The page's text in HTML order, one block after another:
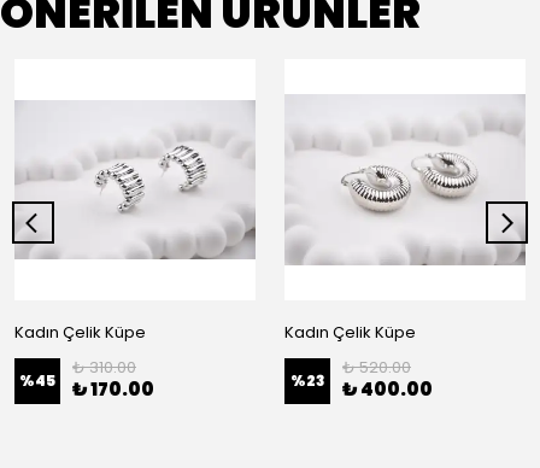
ÖNERİLEN ÜRÜNLER
Kadın Çelik Küpe
%45
₺ 310.00
₺ 170.00
Kadın Çelik Küpe
%23
₺ 520.00
₺ 400.00